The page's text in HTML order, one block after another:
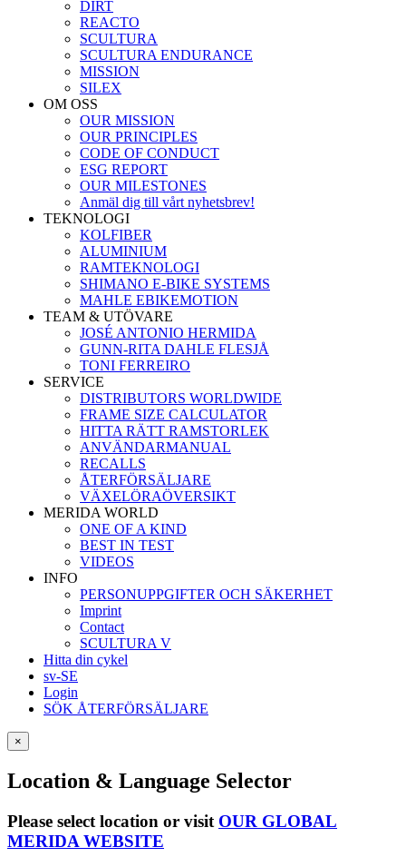
DIRT
REACTO
SCULTURA
SCULTURA ENDURANCE
MISSION
SILEX
OM OSS
OUR MISSION
OUR PRINCIPLES
CODE OF CONDUCT
ESG REPORT
OUR MILESTONES
Anmäl dig till vårt nyhetsbrev!
TEKNOLOGI
KOLFIBER
ALUMINIUM
RAMTEKNOLOGI
SHIMANO E-BIKE SYSTEMS
MAHLE EBIKEMOTION
TEAM & UTÖVARE
JOSÉ ANTONIO HERMIDA
GUNN-RITA DAHLE FLESJÅ
TONI FERREIRO
SERVICE
DISTRIBUTORS WORLDWIDE
FRAME SIZE CALCULATOR
HITTA RÄTT RAMSTORLEK
ANVÄNDARMANUAL
RECALLS
ÅTERFÖRSÄLJARE
VÄXELÖRAÖVERSIKT
MERIDA WORLD
ONE OF A KIND
BEST IN TEST
VIDEOS
INFO
PERSONUPPGIFTER OCH SÄKERHET
Imprint
Contact
SCULTURA V
Hitta din cykel
sv-SE
Login
SÖK ÅTERFÖRSÄLJARE
×
Location & Language Selector
Please select location or visit OUR GLOBAL
MERIDA WEBSITE